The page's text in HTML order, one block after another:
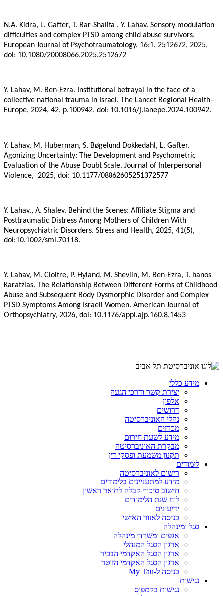
N.A. Kidra, L. Gafter, T. Bar-Shalita , Y. Lahav. Sensory modulation
difficulties and complex PTSD among child abuse survivors,
European Journal of Psychotraumatology, 16:1, 2512672, 2025,
doi: 10.1080/20008066.2025.2512672
Y. Lahav, M. Ben-Ezra. Institutional betrayal in the face of a
collective national trauma in Israel. The Lancet Regional Health–
Europe, 2024, 42, p.100942, doi: 10.1016/j.lanepe.2024.100942.
Y. Lahav, M. Huberman, S. Bøgelund Dokkedahl, L. Gafter.
Agonizing Uncertainty: The Development and Psychometric
Evaluation of the Abuse Doubt Scale. Journal of Interpersonal
Violence, 2025, doi: 10.1177/08862605251372577
Y. Lahav., A. Shalev. Behind the Scenes: Affiliate Stigma and
Posttraumatic Distress Among Mothers of Children With
Neuropsychiatric Disorders. Stress and Health, 2025, 41(5),
doi:10.1002/smi.70118.
Y. Lahav, M. Cloitre, P. Hyland, M. Shevlin, M. Ben-Ezra, T. hanos
Karatzias. The Relationship Between Different Forms of Childhood
Abuse and Subsequent Body Dysmorphic Disorder and Complex
PTSD Symptoms Among Israeli Women. American Journal of
Orthopsychiatry, 2026, doi: 10.1176/appi.ajp.160.8.1453
מידע כללי
יצירת קשר ודרכי הגעה
אלפון
דרושים
נהלי האוניברסיטה
מכרזים
מידע לשעת חירום
מבקרת האוניברסיטה
תקנון משמעת ופסקי דין
לימודים
רישום לאוניברסיטה
מידע למתעניינים בלימודים
חישוב סיכויי קבלה לתואר ראשון
לוח שנת הלימודים
ידיעונים
כניסה לאזור האישי
סגל ומינהלה
אגפים ומשרדי מינהלה
ארגון הסגל המנהלי
ארגון הסגל האקדמי הבכיר
ארגון הסגל האקדמי הזוטר
כניסה ל-My Tau
נגישות
נגישות בקמפוס